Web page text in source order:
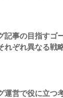
記事の目指すゴ
れぞれ異なる戦
運営で役に立つ